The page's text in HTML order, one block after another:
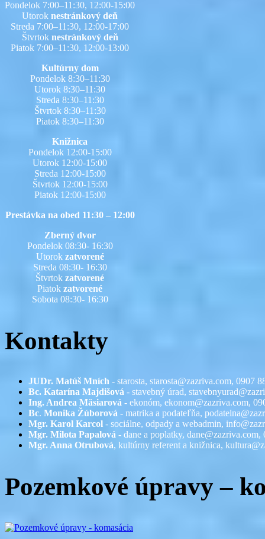
Pondelok 7:00–11:30, 12:00-15:00
Utorok nestránkový deň
Streda 7:00–11:30, 12:00-17:00
Štvrtok nestránkový deň
Piatok 7:00–11:30, 12:00-13:00
Kultúrny dom
Pondelok 8:30–11:30
Utorok 8:30–11:30
Streda 8:30–11:30
Štvrtok 8:30–11:30
Piatok 8:30–11:30
Knižnica
Pondelok 12:00-15:00
Utorok 12:00-15:00
Streda 12:00-15:00
Štvrtok 12:00-15:00
Piatok 12:00-15:00
Prestávka na obed 11:30 – 12:00
Zberný dvor
Pondelok 08:30- 16:30
Utorok zatvorené
Streda 08:30- 16:30
Štvrtok zatvorené
Piatok zatvorené
Sobota 08:30- 16:30
Kontakty
JUDr. Matúš Mních - starosta, starosta@zazriva.com, 0907
Bc. Katarína Majdišová - stavebný úrad,
Ing. Andrea Mäsiarová - ekonóm, ekonom@zazriva.com,
Bc. Monika Žúborová - matrika a podateľňa,
Mgr. Karol Karcol - sociálne, odpady a webadmin,
Mgr. Milota Papalová - dane a poplatky, dane@zazriva.com,
Mgr. Anna Otrubová, kultúrny referent a knižnica,
Pozemkové úpravy –